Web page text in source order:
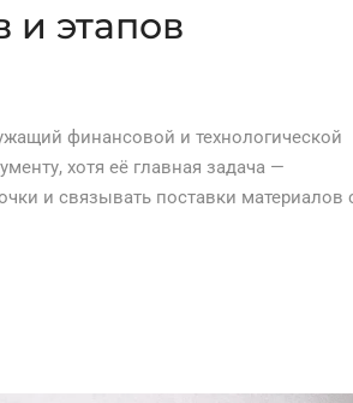
и этапов
финансовой и технологической
хотя её главная задача —
и связывать поставки материалов